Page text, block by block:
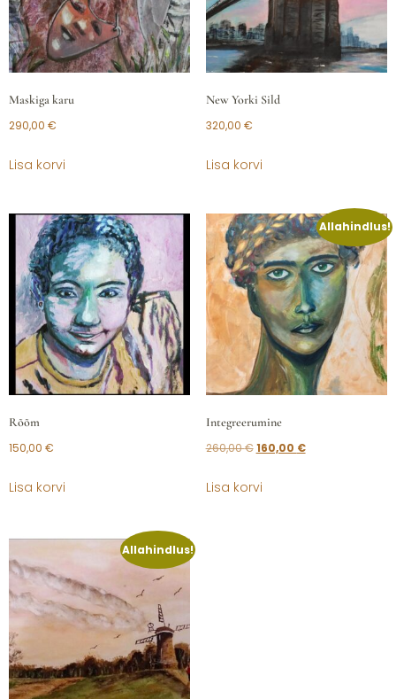
Maskiga karu
290,00 €
Lisa korvi
New Yorki Sild
320,00 €
Lisa korvi
Rõõm
150,00 €
Lisa korvi
Allahindlus!
Integreerumine
260,00€ 160,00 €
Lisa korvi
Allahindlus!